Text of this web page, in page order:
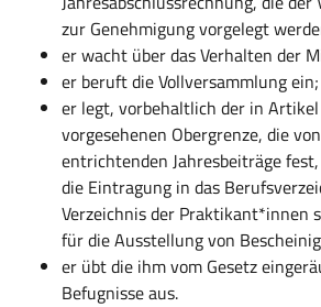
zur Genehmigung vorgelegt
er wacht über das Verhalten der
er beruft die Vollversammlung ein;
er legt, vorbehaltlich der in
vorgesehenen Obergrenze, die
entrichtenden Jahresbeiträge
die Eintragung in das
Verzeichnis der Praktikant*innen
für die Ausstellung von
er übt die ihm vom Gesetz
Befugnisse aus.